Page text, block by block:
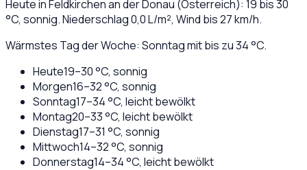
Heute inFeldkirchen an der Donau (Österreich): 19 bis30
°C, sonnig. Niederschlag0,0L/m², Wind bis27km/h.
Wärmstes Tag der Woche: Sonntag mit bis zu 34 °C.
Heute19–30°C, sonnig
Morgen16–32°C, sonnig
Sonntag17–34°C, leicht bewölkt
Montag20–33°C, leicht bewölkt
Dienstag17–31 °C, sonnig
Mittwoch14–32°C, sonnig
Donnerstag14–34°C, leicht bewölkt